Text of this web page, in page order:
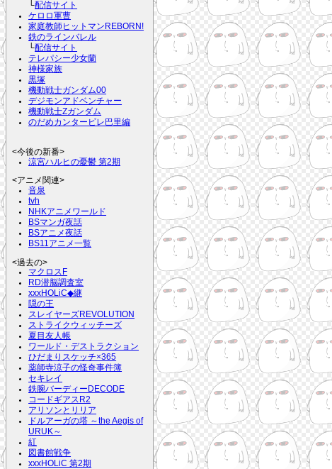
└配信サイト
ケロロ軍曹
家庭教師ヒットマンREBORN!
鉄のラインバレル
└配信サイト
テレパシー少女蘭
神様家族
黒塚
機動戦士ガンダム00
デジモンアドベンチャー
機動戦士Zガンダム
のだめカンタービレ巴里編
<今後の新番>
涼宮ハルヒの憂鬱 第2期
<アニメ関連>
音泉
tvh
NHKアニメワールド
BSマンガ夜話
BSアニメ夜話
BS11アニメ一覧
<過去の>
マクロスF
RD潜脳調査室
xxxHOLiC◆継
隠の王
スレイヤーズREVOLUTION
ストライクウィッチーズ
夏目友人帳
ワールド・デストラクション
ひだまりスケッチ×365
薬師寺涼子の怪奇事件簿
セキレイ
鉄腕バーディーDECODE
コードギアスR2
アリソンとリリア
ドルアーガの塔 ～the Aegis of
URUK～
紅
図書館戦争
xxxHOLiC 第2期